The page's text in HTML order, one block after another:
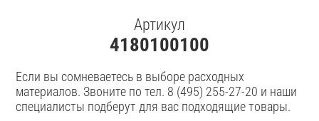
Артикул
4180100100
Если вы сомневаетесь в выборе расходных
материалов. Звоните по тел. 8 (495) 255-27-20 и наши
специалисты подберут для вас подходящие товары.